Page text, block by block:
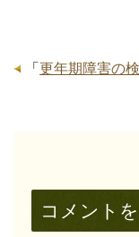
「 更年期障害の
コメント